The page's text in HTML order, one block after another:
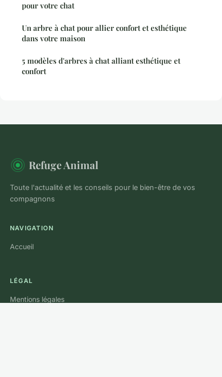
pour votre chat
Un arbre à chat pour allier confort et esthétique
dans votre maison
5 modèles d'arbres à chat alliant esthétique et
confort
Refuge Animal
Toute l'actualité et les conseils pour le bien-être de vos
compagnons
NAVIGATION
Accueil
LÉGAL
Mentions légales